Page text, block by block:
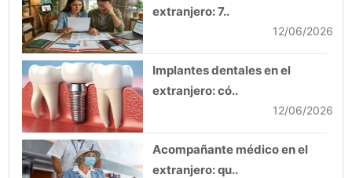
extranjero: 7..
12/06/2026
Implantes dentales en el
extranjero: có..
12/06/2026
Acompañante médico en el
extranjero: qu..